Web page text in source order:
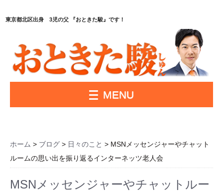
東京都北区出身 3児の父 『おときた駿』です！
MENU
ホーム > ブログ > 日々のこと > MSNメッセンジャーやチャット
ルームの思い出を振り返るインターネッツ老人会
MSNメッセンジャーやチャットルー